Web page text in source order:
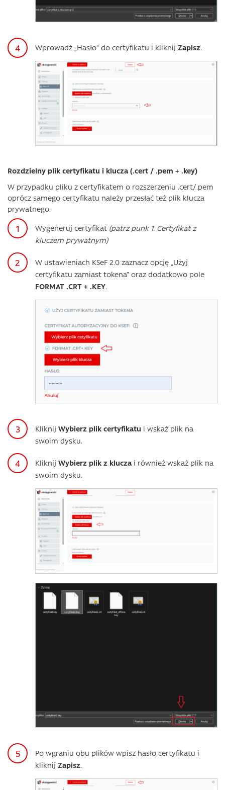
Wprowadź „Hasło” do certyfikatu i kliknij Zapisz.
Rozdzielny plik certyfikatu i klucza (.cert / .pem + .key)
W przypadku pliku z certyfikatem o rozszerzeniu .cert/.pem
oprócz samego certyfikatu należy przesłać też plik klucza
prywatnego.
Wygeneruj certyfikat (patrz punk 1. Certyfikat z
kluczem prywatnym)
W ustawieniach KSeF 2.0 zaznacz opcję „Użyj
certyfikatu zamiast tokena” oraz dodatkowo pole
FORMAT .CRT + .KEY.
Kliknij Wybierz plik certyfikatu i wskaż plik na
swoim dysku.
Kliknij Wybierz plik z klucza i również wskaż plik na
swoim dysku.
Po wgraniu obu plików wpisz hasło certyfikatu i
kliknij Zapisz.